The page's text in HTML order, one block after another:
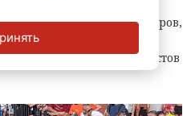
100 метров, 1000 метров,
200, прыжки в длину и в
разных возрастов